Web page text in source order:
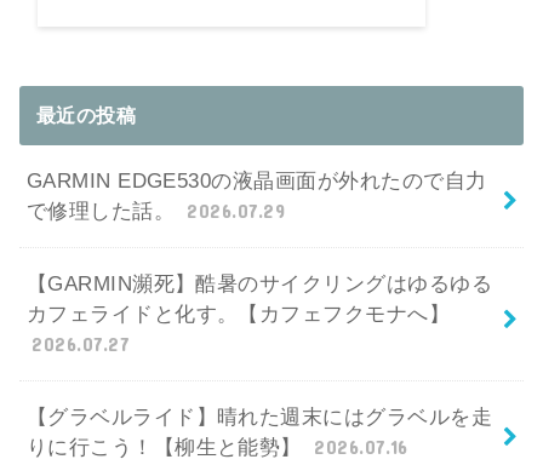
最近の投稿
GARMIN EDGE530の液晶画面が外れたので自力
で修理した話。
2026.07.29
【GARMIN瀕死】酷暑のサイクリングはゆるゆる
カフェライドと化す。【カフェフクモナへ】
2026.07.27
【グラベルライド】晴れた週末にはグラベルを走
りに行こう！【柳生と能勢】
2026.07.16